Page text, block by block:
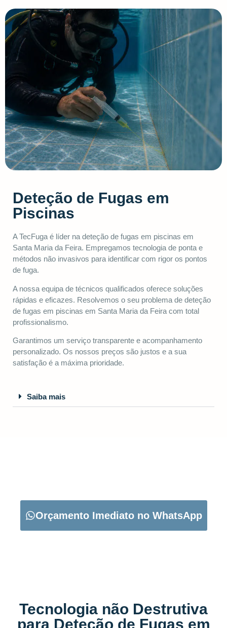
Deteção de Fugas em
Piscinas
A TecFuga é líder na deteção de fugas em piscinas em
Santa Maria da Feira. Empregamos tecnologia de ponta e
métodos não invasivos para identificar com rigor os pontos
de fuga.
A nossa equipa de técnicos qualificados oferece soluções
rápidas e eficazes. Resolvemos o seu problema de deteção
de fugas em piscinas em Santa Maria da Feira com total
profissionalismo.
Garantimos um serviço transparente e acompanhamento
personalizado. Os nossos preços são justos e a sua
satisfação é a máxima prioridade.
Saiba mais
Orçamento Imediato no WhatsApp
Tecnologia não Destrutiva
para Deteção de Fugas em